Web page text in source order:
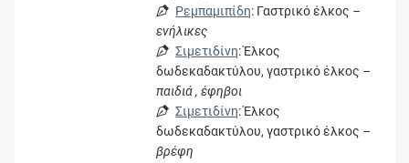
Ρεμπαμιπίδη: Γαστρικό έλκος –
ενήλικες
Σιμετιδίνη: Έλκος
δωδεκαδακτύλου, γαστρικό έλκος –
παιδιά , έφηβοι
Σιμετιδίνη: Έλκος
δωδεκαδακτύλου, γαστρικό έλκος –
βρέφη